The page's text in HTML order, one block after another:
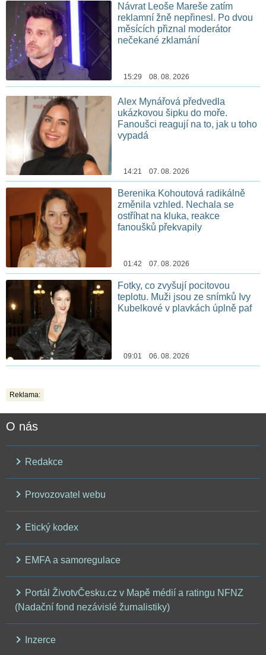
Návrat Leoše Mareše zatím
reklamní žně nepřinesl. Po dvou
měsících přiznal moderátor
nečekané zklamání
15:29 08. 08. 2026
Alex Mynářová předvedla
ukázkovou šipku do moře.
Fanoušci reagují na to, jak u toho
vypadá
14:21 07. 08. 2026
Berenika Kohoutová radikálně
změnila vzhled. Nechala se
ostříhat na kluka, reakce
fanoušků překvapily
01:42 07. 08. 2026
Fotky, co zvyšují pocitovou
teplotu. Muži jsou ze snímků Ivy
Kubelkové v plavkách úplně paf
09:01 06. 08. 2026
Reklama:
O nás
Redakce
Provozovatel webu
Etický kodex
EMFA a samoregulace
Portál ŽivotvČesku.cz v Mapě médií a ratingu NFNZ
(Nadační fond nezávislé žurnalistiky)
Inzerce